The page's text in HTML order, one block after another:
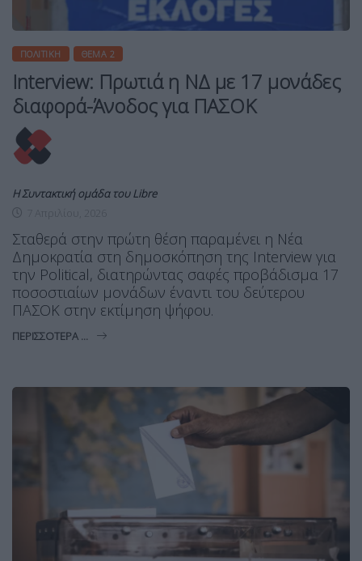
ΠΟΛΙΤΙΚΉ ΘΈΜΑ 2
Interview: Πρωτιά η ΝΔ με 17 μονάδες
διαφορά-Άνοδος για ΠΑΣΟΚ
Η Συντακτική ομάδα του Libre
Σταθερά στην πρώτη θέση παραμένει η Νέα
Δημοκρατία στη δημοσκόπηση της Interview για
την Political, διατηρώντας σαφές προβάδισμα 17
ποσοστιαίων μονάδων έναντι του δεύτερου
ΠΑΣΟΚ στην εκτίμηση ψήφου.
ΠΕΡΙΣΣΌΤΕΡΑ ...